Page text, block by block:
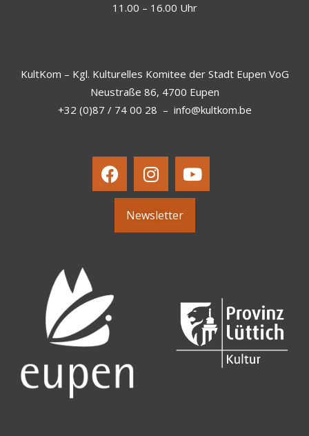
11.00 – 16.00 Uhr
KultKom – Kgl. Kulturelles Komitee der Stadt Eupen VoG
Neustraße 86, 4700 Eupen
+32 (0)87 / 74 00 28 – info@kultkom.be
Newsletter